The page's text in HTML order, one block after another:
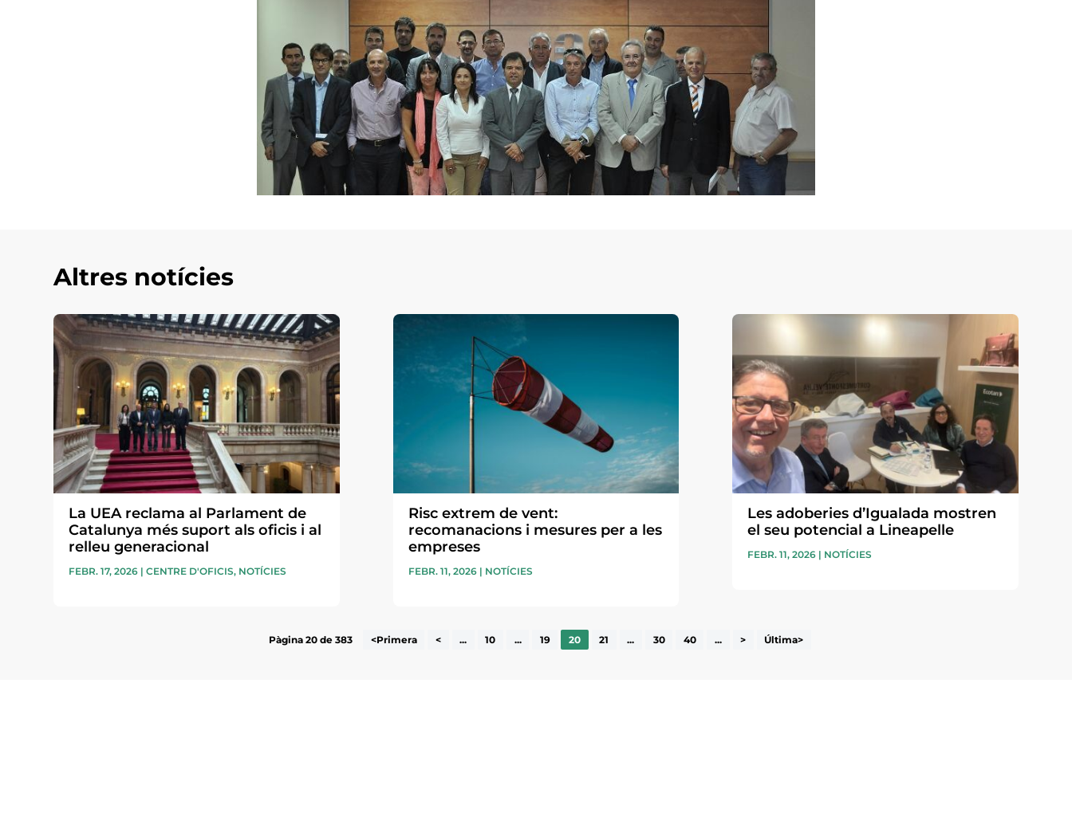
Altres notícies
La UEA reclama al Parlament de
Catalunya més suport als oficis i al
relleu generacional
FEBR. 17, 2026 |CENTRE D'OFICIS, NOTÍCIES
Risc extrem de vent:
recomanacions i mesures per a les
empreses
FEBR. 11, 2026| NOTÍCIES
Les adoberies d’Igualada mostren
el seu potencial a Lineapelle
FEBR. 11, 2026| NOTÍCIES
Pàgina 20 de 383 <Primera < ... 10 ... 19 20 21 ... 30 40 ... > Última>